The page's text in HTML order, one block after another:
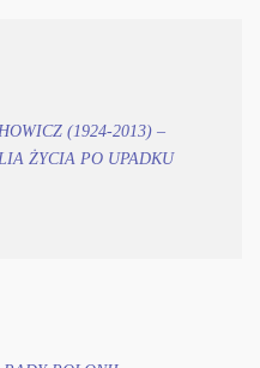
(1924-2013) –
ŻYCIA PO UPADKU